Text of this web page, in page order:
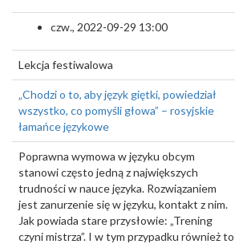
czw., 2022-09-29 13:00
Lekcja festiwalowa
„Chodzi o to, aby język giętki, powiedział
wszystko, co pomyśli głowa” – rosyjskie
łamańce językowe
Poprawna wymowa w języku obcym
stanowi często jedną z największych
trudności w nauce języka. Rozwiązaniem
jest zanurzenie się w języku, kontakt z nim.
Jak powiada stare przysłowie: „Trening
czyni mistrza”. I w tym przypadku również to